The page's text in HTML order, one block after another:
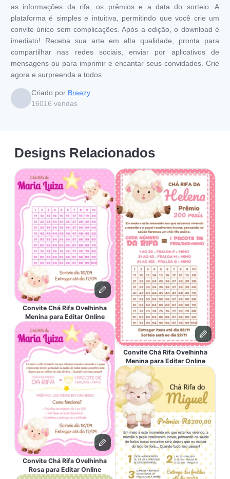
as informações da rifa, os prêmios e a data do sorteio. A
plataforma é simples e intuitiva, permitindo que você crie um
convite único sem complicações. Após a edição, o download é
imediato! Receba sua arte em alta qualidade, pronta para
compartilhar nas redes sociais, enviar por aplicativos de
mensagens ou para imprimir e encantar seus convidados. Crie
agora e surpreenda a todos
Criado por Breezy
16016 vendas
Designs Relacionados
Convite Chá Rifa Ovelhinha
Menina para Editar Online
Convite Chá Rifa Ovelhinha
Rosa para Editar Online
Convite Chá Rifa Ovelhinha
Menina para Editar Online